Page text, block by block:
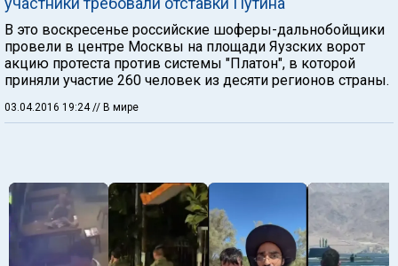
В это воскресенье российские шоферы-дальнобойщики
провели в центре Москвы на площади Яузских ворот
акцию протеста против системы "Платон", в которой
приняли участие 260 человек из десяти регионов страны.
03.04.2016 19:24 // В мире